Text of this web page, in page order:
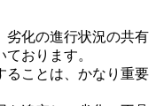
劣化の進行状況の共有
おります。
ることは、かなり重要